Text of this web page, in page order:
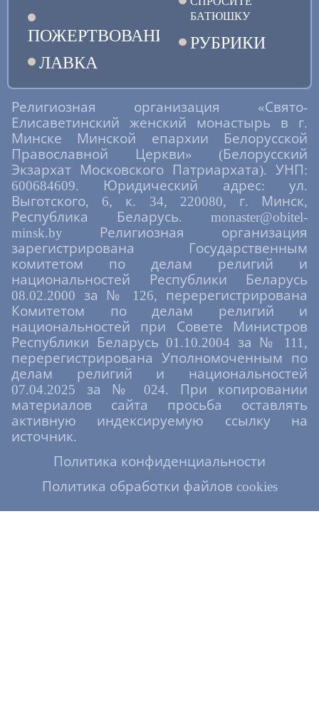
ПОЖЕРТВОВАНИЯ
ЛАВКА
БАТЮШКУ
РУБРИКИ
Религиозная организация «Свято-
Елисаветинский женский монастырь в г.
Минске Минской епархии Белорусской
Православной Церкви» (Белорусский
Экзархат Московского Патриархата). УНП:
600684609. Юридический адрес: ул.
Выготского, 6, к. 34, 220080, г. Минск,
Республика Беларусь. monaster@obitel-
minsk.by Религиозная организация
зарегистрирована Государственным
комитетом по делам религий и
национальностей Республики Беларусь
08.02.2000 за № 126, перерегистрирована
Комитетом по делам религий и
национальностей при Совете Министров
Республики Беларусь 01.10.2004 за № 111,
перерегистрирована Уполномоченным по
делам религий и национальностей
07.04.2025 за № 024. При копировании
материалов сайта просьба оставлять
активную индексируемую ссылку на
источник.
Политика конфиденциальности
Политика обработки файлов cookies